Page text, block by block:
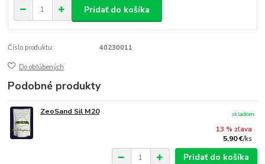
Pridať do košíka
Číslo produktu: 40230011
Do obľúbených
Podobné produkty
ZeoSand Sil M20
13 % zľava
5,90 €/ks
skladom
Pridať do košíka